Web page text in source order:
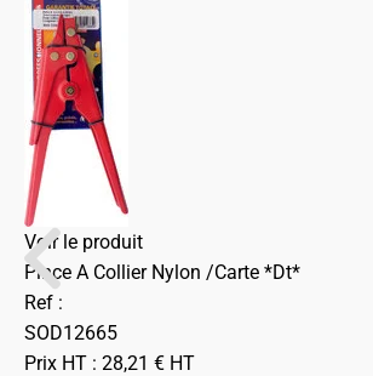
Voir le produit
Pince A Collier Nylon /Carte *Dt*
Ref :
SOD12665
Prix HT : 28,21 € HT